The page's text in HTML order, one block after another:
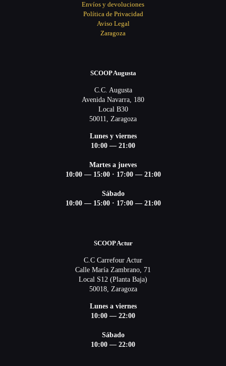
Envíos y devoluciones
Política de Privacidad
Aviso Legal
Zaragoza
SCOOP Augusta
C.C. Augusta
Avenida Navarra, 180
Local B30
50011, Zaragoza
Lunes y viernes
10:00 — 21:00
Martes a jueves
10:00 — 15:00 · 17:00 — 21:00
Sábado
10:00 — 15:00 · 17:00 — 21:00
SCOOP Actur
C.C Carrefour Actur
Calle María Zambrano, 71
Local S12 (Planta Baja)
50018, Zaragoza
Lunes a viernes
10:00 — 22:00
Sábado
10:00 — 22:00